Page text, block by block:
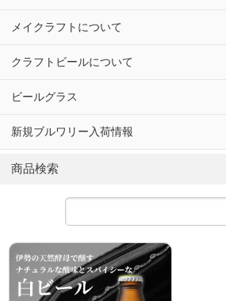
メイクラフトについて
クラフトビールについて
ビールグラス
新規ブルワリー入荷情報
商品検索